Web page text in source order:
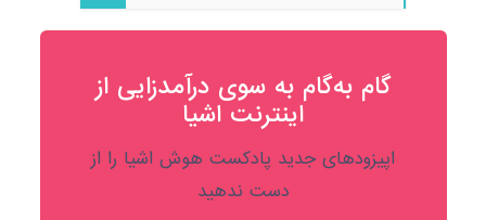
گام به‌گام به‌ سوی درآمدزایی از
اینترنت اشیا
اپیزودهای جدید پادکست هوش اشیا را از
دست ندهید